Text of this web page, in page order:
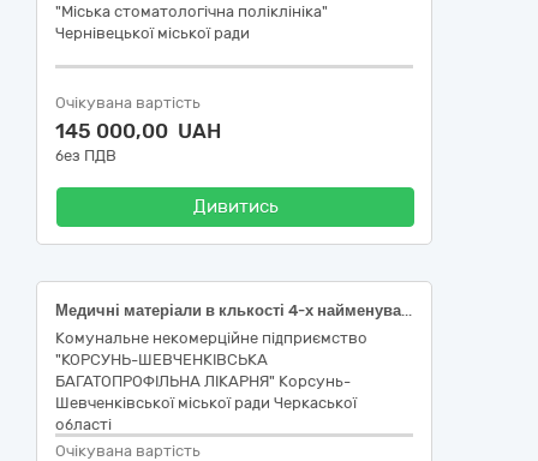
"Міська стоматологічна поліклініка"
Чернівецької міської ради
Очікувана вартість
145 000,00 UAH
без ПДВ
Дивитись
Медичні матеріали в клькості 4-х найменувань згідно ДК 021:2015 «Єдиний закупівельний словник» 33140000-3 Медичні матеріали
Комунальне некомерційне підприємство
"КОРСУНЬ-ШЕВЧЕНКІВСЬКА
БАГАТОПРОФІЛЬНА ЛІКАРНЯ" Корсунь-
Шевченківської міської ради Черкаської
області
Очікувана вартість